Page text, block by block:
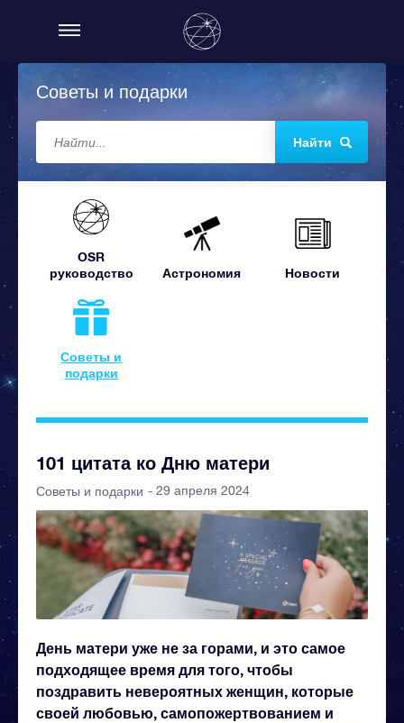
Советы и подарки
Найти
OSR
руководство
Астрономия Новости
Советы и
подарки
101 цитата ко Дню матери
Советы и подарки - 29 апреля 2024
День матери уже не за горами, и это самое
подходящее время для того, чтобы
поздравить невероятных женщин, которые
своей любовью, самопожертвованием и